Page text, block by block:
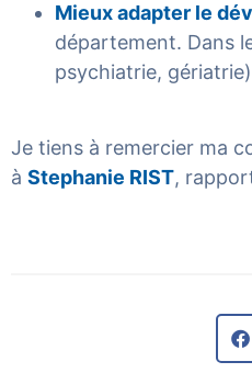
Mieux adapter le
département. Dans
psychiatrie,
Je tiens à remercier ma
à Stephanie RIST,